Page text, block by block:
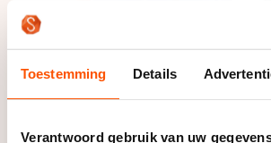
Toestemming Details
Verantwoord gebruik van uw
Foto: Francois Wieringa